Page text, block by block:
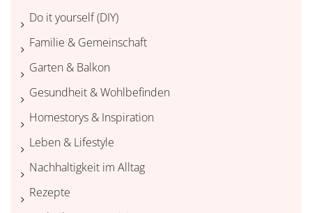
Do it yourself (DIY)
Familie & Gemeinschaft
Garten & Balkon
Gesundheit & Wohlbefinden
Homestorys & Inspiration
Leben & Lifestyle
Nachhaltigkeit im Alltag
Rezepte